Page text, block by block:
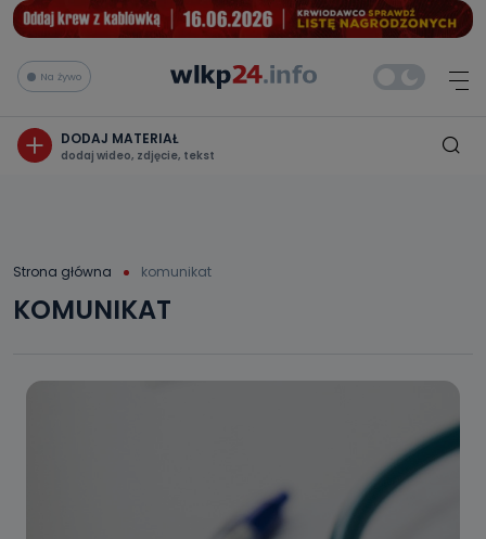
Na żywo
DODAJ MATERIAŁ
dodaj wideo, zdjęcie, tekst
Strona główna komunikat
KOMUNIKAT